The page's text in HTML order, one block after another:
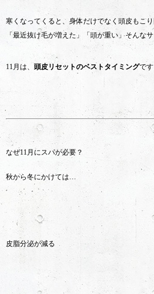
寒くなってくると、身体だけでなく頭皮もこ
「最近抜け毛が増えた」「頭が重い」そんな
11月は、 頭皮リセットのベストタイミングです
なぜ11月にスパが必要？
秋から冬にかけては…
皮脂分泌が減る